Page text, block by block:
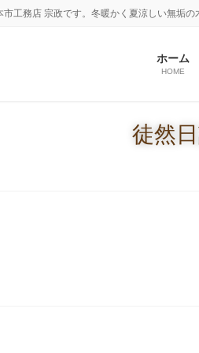
工務店 宗政です。冬暖かく夏涼しい無垢
ホーム
HOME
徒然